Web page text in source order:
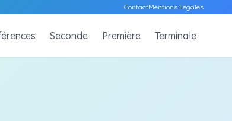
ContactMentions Légales
Seconde Première Terminale